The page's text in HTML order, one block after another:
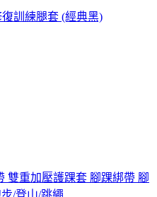
訓練腿套 (經典黑)
雙重加壓護踝套 腳踝綁帶 腳